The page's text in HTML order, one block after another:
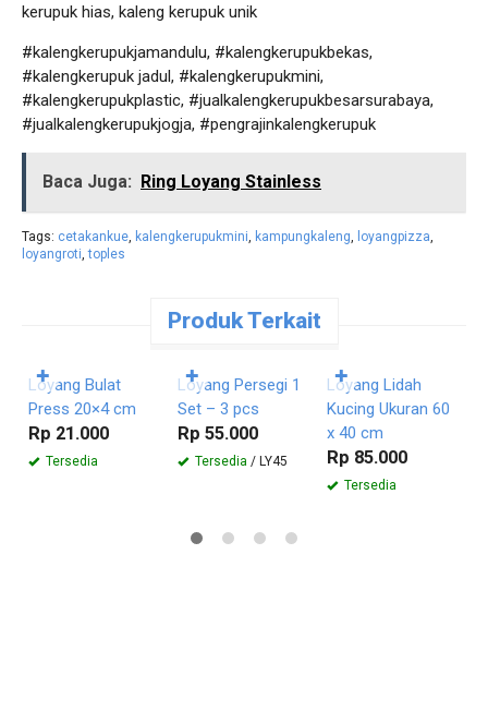
kerupuk hias, kaleng kerupuk unik
#kalengkerupukjamandulu, #kalengkerupukbekas,
#kalengkerupuk jadul, #kalengkerupukmini,
#kalengkerupukplastic, #jualkalengkerupukbesarsurabaya,
#jualkalengkerupukjogja, #pengrajinkalengkerupuk
Baca Juga: Ring Loyang Stainless
Tags: cetakankue kalengkerupukmini kampungkaleng loyangpizza
loyangroti ,toples
Produk Terkait
Loyang Bulat
Press 20×4 cm
Rp 21.000
Tersedia
✚
Pesan
Loyang Persegi 1
Set – 3 pcs
Rp 55.000
Tersedia / LY45
✚
Loyang Lidah
Kucing Ukuran 60
x 40 cm
Rp 85.000
Tersedia
✚